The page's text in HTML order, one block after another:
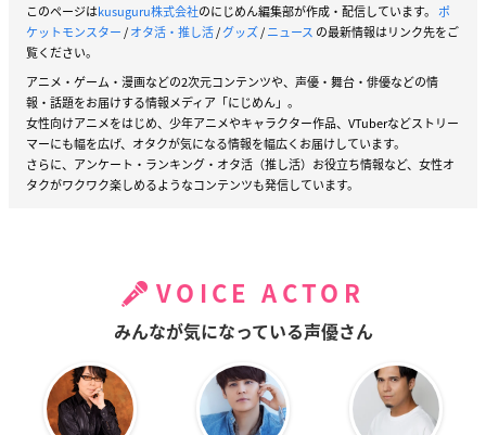
このページはkusuguru株式会社のにじめん編集部が作成・配信しています。 ポ
ケットモンスター/オタ活・推し活/グッズ/ニュース の最新情報はリンク先をご
覧ください。
アニメ・ゲーム・漫画などの2次元コンテンツや、声優・舞台・俳優などの情
報・話題をお届けする情報メディア「にじめん」。
女性向けアニメをはじめ、少年アニメやキャラクター作品、VTuberなどストリー
マーにも幅を広げ、オタクが気になる情報を幅広くお届けしています。
さらに、アンケート・ランキング・オタ活（推し活）お役立ち情報など、女性オ
タクがワクワク楽しめるようなコンテンツも発信しています。
VOICE ACTOR
みんなが気になっている声優さん